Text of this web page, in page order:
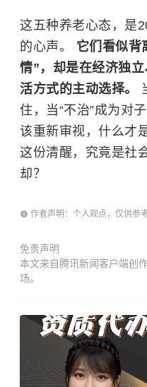
这五种养老心态，是
的心声。 它们看似背
情”，却是在经济独
活方式的主动选择。
住，当“不治”成为对
该重新审视，什么才
这份清醒，究竟是社
却？
作者声明：个人观点，仅供参
免责声明
本文来自腾讯新闻客户端创
场。